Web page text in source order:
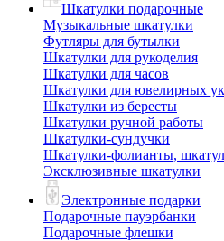
Шкатулки подарочные
Музыкальные шкатулки
Футляры для бутылки
Шкатулки для рукоделия
Шкатулки для часов
Шкатулки для ювелирных
Шкатулки из бересты
Шкатулки ручной работы
Шкатулки-сундучки
Шкатулки-фолианты,
Эксклюзивные шкатулки
Электронные подарки
Подарочные пауэрбанки
Подарочные флешки